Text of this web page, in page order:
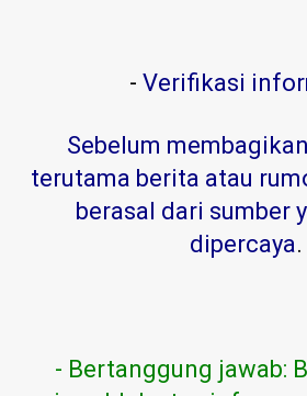
- Verifikasi
Sebelum
terutama berita atau
berasal dari sumber
dipercaya.
- Bertanggung jawab: